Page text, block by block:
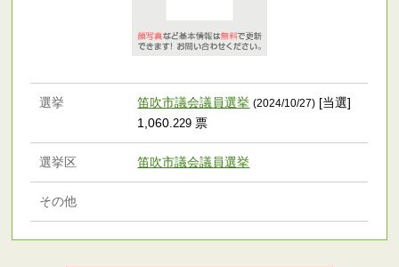
選挙 笛吹市議会議員選挙 (2024/10/27) [当選]
1,060.229 票
選挙区 笛吹市議会議員選挙
その他